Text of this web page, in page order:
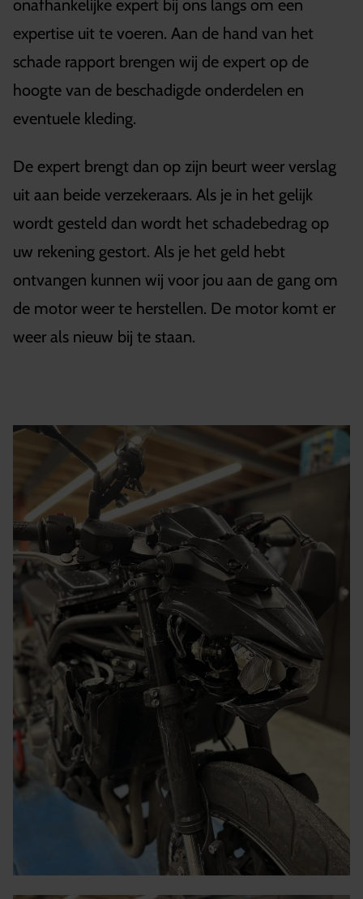
onafhankelijke expert bij ons langs om een
expertise uit te voeren. Aan de hand van het
schade rapport brengen wij de expert op de
hoogte van de beschadigde onderdelen en
eventuele kleding.
De expert brengt dan op zijn beurt weer verslag
uit aan beide verzekeraars. Als je in het gelijk
wordt gesteld dan wordt het schadebedrag op
uw rekening gestort. Als je het geld hebt
ontvangen kunnen wij voor jou aan de gang om
de motor weer te herstellen. De motor komt er
weer als nieuw bij te staan.